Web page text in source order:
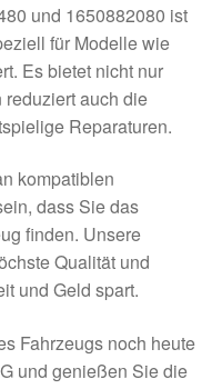
und 1650882080 ist
für Modelle wie
Es bietet nicht nur
auch die
Reparaturen.
kompatiblen
dass Sie das
finden. Unsere
Qualität und
und Geld spart.
Fahrzeugs noch heute
und genießen Sie die